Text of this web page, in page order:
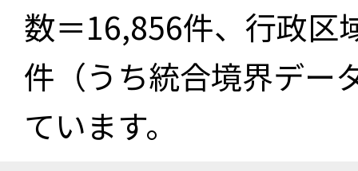
数＝16,856件、行政区
件（うち統合境界デー
ています。